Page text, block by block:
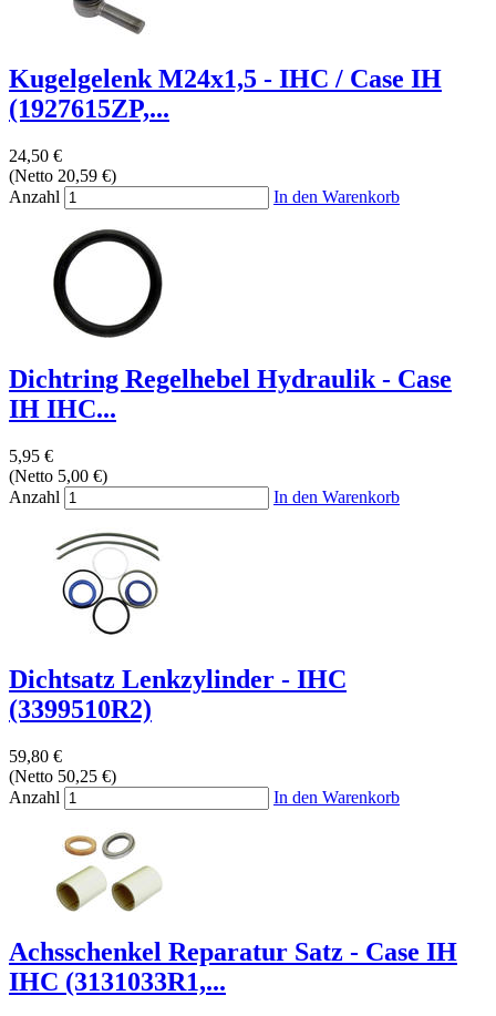
Kugelgelenk M24x1,5 - IHC / Case IH
(1927615ZP,...
24,50 €
(Netto 20,59 €)
Anzahl
In den Warenkorb
Dichtring Regelhebel Hydraulik - Case
IH IHC...
5,95 €
(Netto 5,00 €)
Anzahl
In den Warenkorb
Dichtsatz Lenkzylinder - IHC
(3399510R2)
59,80 €
(Netto 50,25 €)
Anzahl
In den Warenkorb
Achsschenkel Reparatur Satz - Case IH
IHC (3131033R1,...